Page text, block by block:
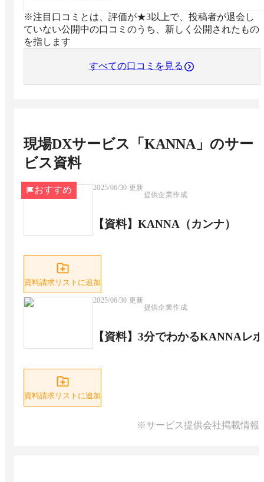
※注目口コミとは、評価が★3以上で、投稿者が退会し
ていない公開中の口コミのうち、新しく公開されたもの
を指します
すべての口コミを見る
現場DXサービス「KANNA」 のサー
ビス資料
おすすめ 2025/06/30 更新
提供企業作成
【資料】KANNA（カンナ）
資料請求リストに追加
2025/06/30 更新
提供企業作成
【資料】3分でわかるKANNAレ
資料請求リストに追加
※サービス提供会社掲載情報